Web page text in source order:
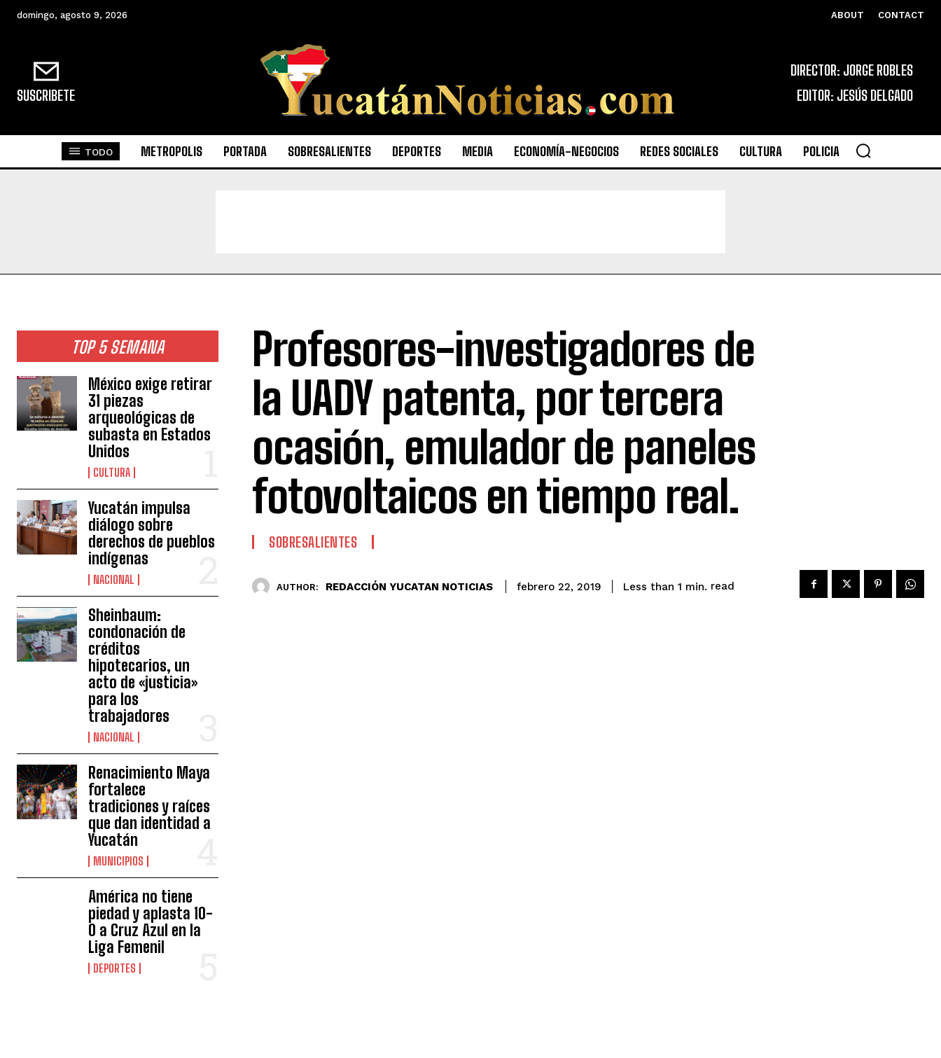
domingo, agosto 9, 2026 ABOUT CONTACT
SUSCRIBETE
DIRECTOR: JORGE ROBLES
EDITOR: JESÚS DELGADO
TODO METROPOLIS PORTADA SOBRESALIENTES DEPORTES MEDIA ECONOMÍA-NEGOCIOS REDES SOCIALES CULTURA POLICIA
TOP 5 SEMANA
México exige retirar
31 piezas
arqueológicas de
subasta en Estados
Unidos
CULTURA
Yucatán impulsa
diálogo sobre
derechos de pueblos
indígenas
NACIONAL
Sheinbaum:
condonación de
créditos
hipotecarios, un
acto de «justicia»
para los
trabajadores
NACIONAL
Renacimiento Maya
fortalece
tradiciones y raíces
que dan identidad a
Yucatán
MUNICIPIOS
América no tiene
piedad y aplasta 10-
0 a Cruz Azul en la
Liga Femenil
DEPORTES
Profesores-investigadores de
la UADY patenta, por tercera
ocasión, emulador de paneles
fotovoltaicos en tiempo real.
SOBRESALIENTES
AUTHOR: REDACCIÓN YUCATAN NOTICIAS febrero 22, 2019 Less than 1 min. read